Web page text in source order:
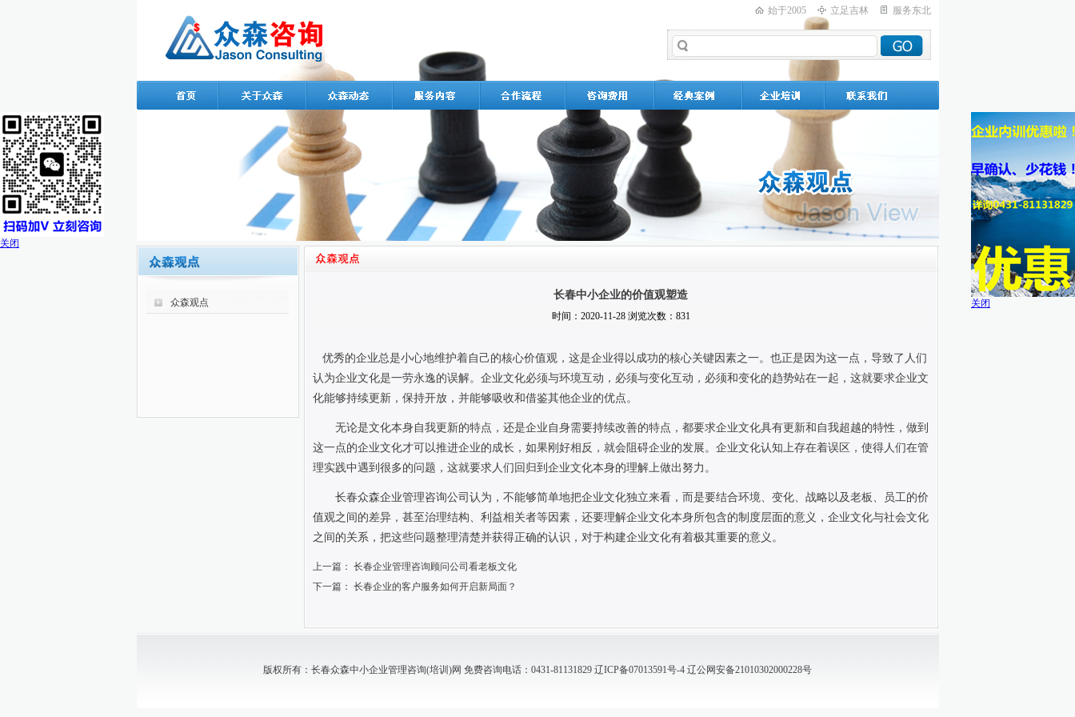
始于2005 立足吉林 服务东北
众森观点
长春中小企业的价值观塑造
时间：2020-11-28 浏览次数：831
优秀的企业总是小心地维护着自己的核心价值观，这是企业得以成功的核心关键因素之一。也正是因为这一点，导致了人们
认为企业文化是一劳永逸的误解。企业文化必须与环境互动，必须与变化互动，必须和变化的趋势站在一起，这就要求企业文
化能够持续更新，保持开放，并能够吸收和借鉴其他企业的优点。
无论是文化本身自我更新的特点，还是企业自身需要持续改善的特点，都要求企业文化具有更新和自我超越的特性，做到
这一点的企业文化才可以推进企业的成长，如果刚好相反，就会阻碍企业的发展。企业文化认知上存在着误区，使得人们在管
理实践中遇到很多的问题，这就要求人们回归到企业文化本身的理解上做出努力。
长春众森企业管理咨询公司认为，不能够简单地把企业文化独立来看，而是要结合环境、变化、战略以及老板、员工的价
值观之间的差异，甚至治理结构、利益相关者等因素，还要理解企业文化本身所包含的制度层面的意义，企业文化与社会文化
之间的关系，把这些问题整理清楚并获得正确的认识，对于构建企业文化有着极其重要的意义。
上一篇： 长春企业管理咨询顾问公司看老板文化
下一篇： 长春企业的客户服务如何开启新局面？
版权所有：长春众森中小企业管理咨询(培训)网 免费咨询电话：0431-81131829 辽ICP备07013591号-4 辽公网安备21010302000228号
关闭
关闭